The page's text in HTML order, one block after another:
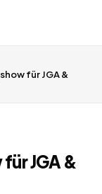
für JGA &
JGA &